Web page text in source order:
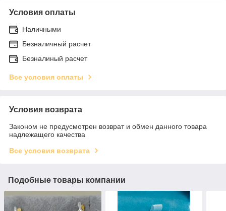
Условия оплаты
Наличными
Безналичный расчет
Безналиный расчет
Все условия оплаты
Условия возврата
Законом не предусмотрен возврат и обмен данного товара
надлежащего качества
Все условия возврата
Подобные товары компании